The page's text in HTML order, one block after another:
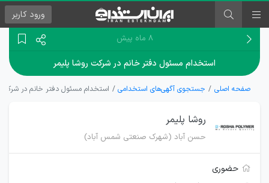
ورود کاربر
۸ ماه پیش
استخدام مسئول دفتر خانم در شرکت روشا پلیمر
صفحه اصلی جستجوی آگهی‌های استخدامی استخدام مسئول دفتر خانم در شرکت
روشا پلیمر
حسن آباد (شهرک صنعتی شمس آباد)
حضوری